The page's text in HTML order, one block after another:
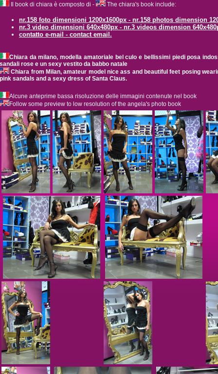
Il book di chiara è composto di - The chiara's book include:
nr.158 foto dimensioni 1200x1600px - nr.158 photos dimension
nr.3 video dimensioni 640x480px - nr.3 videos dimension
contatto e-mail - contact email.
Chiara da milano, modella amatoriale bel culo e bellissimi piedi posa
sandali rose e un sexy vestito da babbo natale
Chiara from Milan, amateur model nice ass and beautiful feet posing
pink sandals and a sexy dress of Santa Claus.
Alcune anteprime bassa risoluzione delle immagini contenute nel book
Follow some preview to low resolution of the angela's photo book